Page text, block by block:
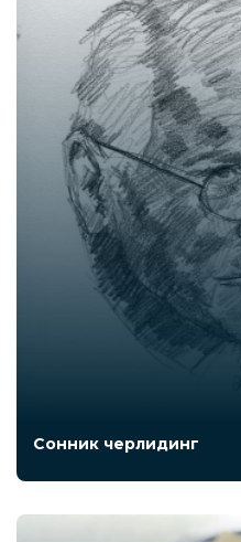
Сонник черлидинг